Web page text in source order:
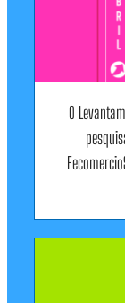
O